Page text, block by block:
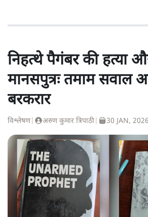
निहत्थे पैगंबर की हत्या
मानसपुत्रः तमाम सवाल
बरकरार
विश्लेषण| अरुण कुमार त्रिपाठी 30 JAN, 2026